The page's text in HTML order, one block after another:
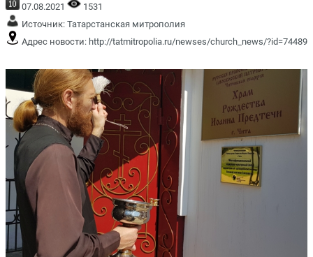
07.08.2021
1531
Источник: Татарстанская митрополия
Адрес новости: http://tatmitropolia.ru/newses/church_news/?id=74489